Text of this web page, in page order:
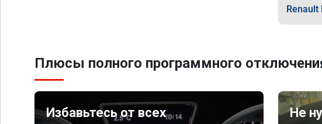
Renault
Плюсы полного программного
Избавьтесь от всех
Не